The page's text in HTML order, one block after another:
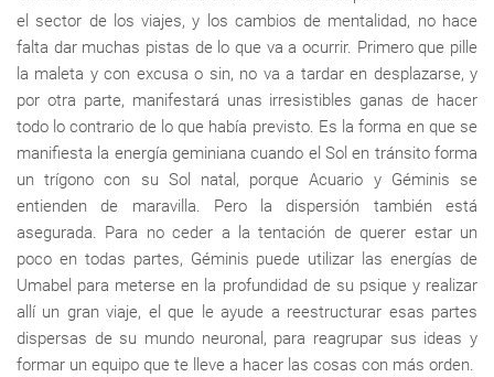
el sector de los viajes, y los cambios de mentalidad, no hace
falta dar muchas pistas de lo que va a ocurrir. Primero que pille
la maleta y con excusa o sin, no va a tardar en desplazarse, y
por otra parte, manifestará unas irresistibles ganas de hacer
todo lo contrario de lo que había previsto. Es la forma en que se
manifiesta la energía geminiana cuando el Sol en tránsito forma
un trígono con su Sol natal, porque Acuario y Géminis se
entienden de maravilla. Pero la dispersión también está
asegurada. Para no ceder a la tentación de querer estar un
poco en todas partes, Géminis puede utilizar las energías de
Umabel para meterse en la profundidad de su psique y realizar
allí un gran viaje, el que le ayude a reestructurar esas partes
dispersas de su mundo neuronal, para reagrupar sus ideas y
formar un equipo que te lleve a hacer las cosas con más orden.